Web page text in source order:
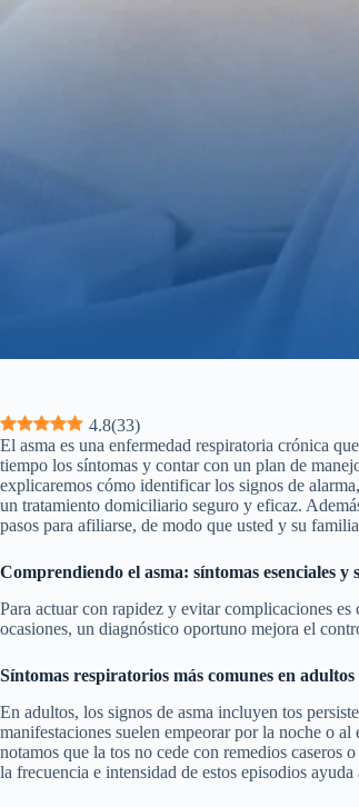
4.8(33)
El asma es una enfermedad respiratoria crónica
tiempo los síntomas y contar con un plan de
explicaremos cómo identificar los signos de
un tratamiento domiciliario seguro y eficaz.
pasos para afiliarse, de modo que usted y su
Comprendiendo el asma: síntomas esenciales y
Para actuar con rapidez y evitar complicaciones
ocasiones, un diagnóstico oportuno mejora el
Síntomas respiratorios más comunes en adultos
En adultos, los signos de asma incluyen tos
manifestaciones suelen empeorar por la noche o
notamos que la tos no cede con remedios caseros
la frecuencia e intensidad de estos episodios